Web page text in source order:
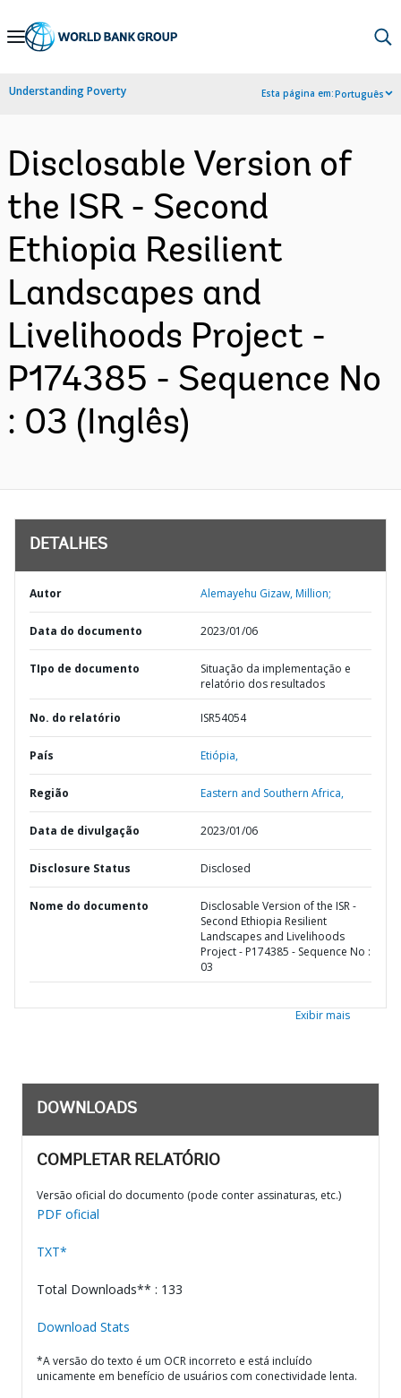
Skip
Navigation
Understanding Poverty Esta página em:Português
Disclosable Version of
the ISR - Second
Ethiopia Resilient
Landscapes and
Livelihoods Project -
P174385 - Sequence No
: 03 (Inglês)
DETALHES
Autor Alemayehu Gizaw, Million;
Data do documento 2023/01/06
TIpo de documento
Situação da implementação e
relatório dos resultados
No. do relatório ISR54054
País Etiópia,
Região Eastern and Southern Africa,
Data de divulgação 2023/01/06
Disclosure Status Disclosed
Nome do documento
Disclosable Version of the ISR -
Second Ethiopia Resilient
Landscapes and Livelihoods
Project - P174385 - Sequence No :
03
Exibir mais
DOWNLOADS
COMPLETAR RELATÓRIO
Versão oficial do documento (pode conter assinaturas, etc.)
PDF oficial
TXT*
Total Downloads** : 133
Download Stats
*A versão do texto é um OCR incorreto e está incluído
unicamente em benefício de usuários com conectividade lenta.